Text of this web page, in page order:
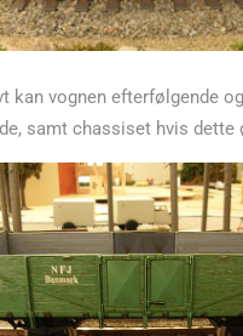
kan vognen efterfølgende
samt chassiset hvis dette